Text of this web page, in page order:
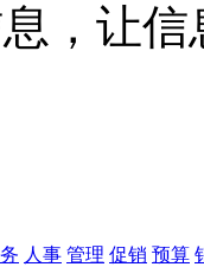
，让
人事 管理 促销 预算